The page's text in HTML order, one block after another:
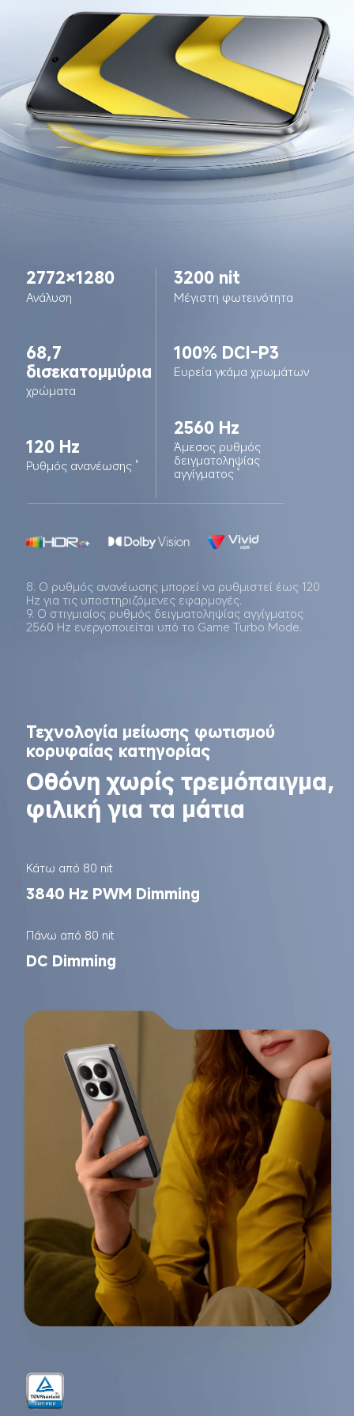
2772×1280
Ανάλυση
68,7
δισεκατομμύρια
χρώματα
120 Hz
Ρυθμός ανανέωσης 8
3200 nit
Μέγιστη φωτεινότητα
100% DCI-P3
Ευρεία γκάμα χρωμάτων
2560 Hz
Άμεσος ρυθμός
δειγματοληψίας
αγγίγματος 9
8. Ο ρυθμός ανανέωσης μπορεί να ρυθμιστεί έως 120
Hz για τις υποστηριζόμενες εφαρμογές.
9. Ο στιγμιαίος ρυθμός δειγματοληψίας αγγίγματος
2560 Hz ενεργοποιείται υπό το Game Turbo Mode.
Τεχνολογία μείωσης φωτισμού
κορυφαίας κατηγορίας
Οθόνη χωρίς τρεμόπαιγμα,
φιλική για τα μάτια
Κάτω από 80 nit
3840 Hz PWM Dimming
Πάνω από 80 nit
DC Dimming